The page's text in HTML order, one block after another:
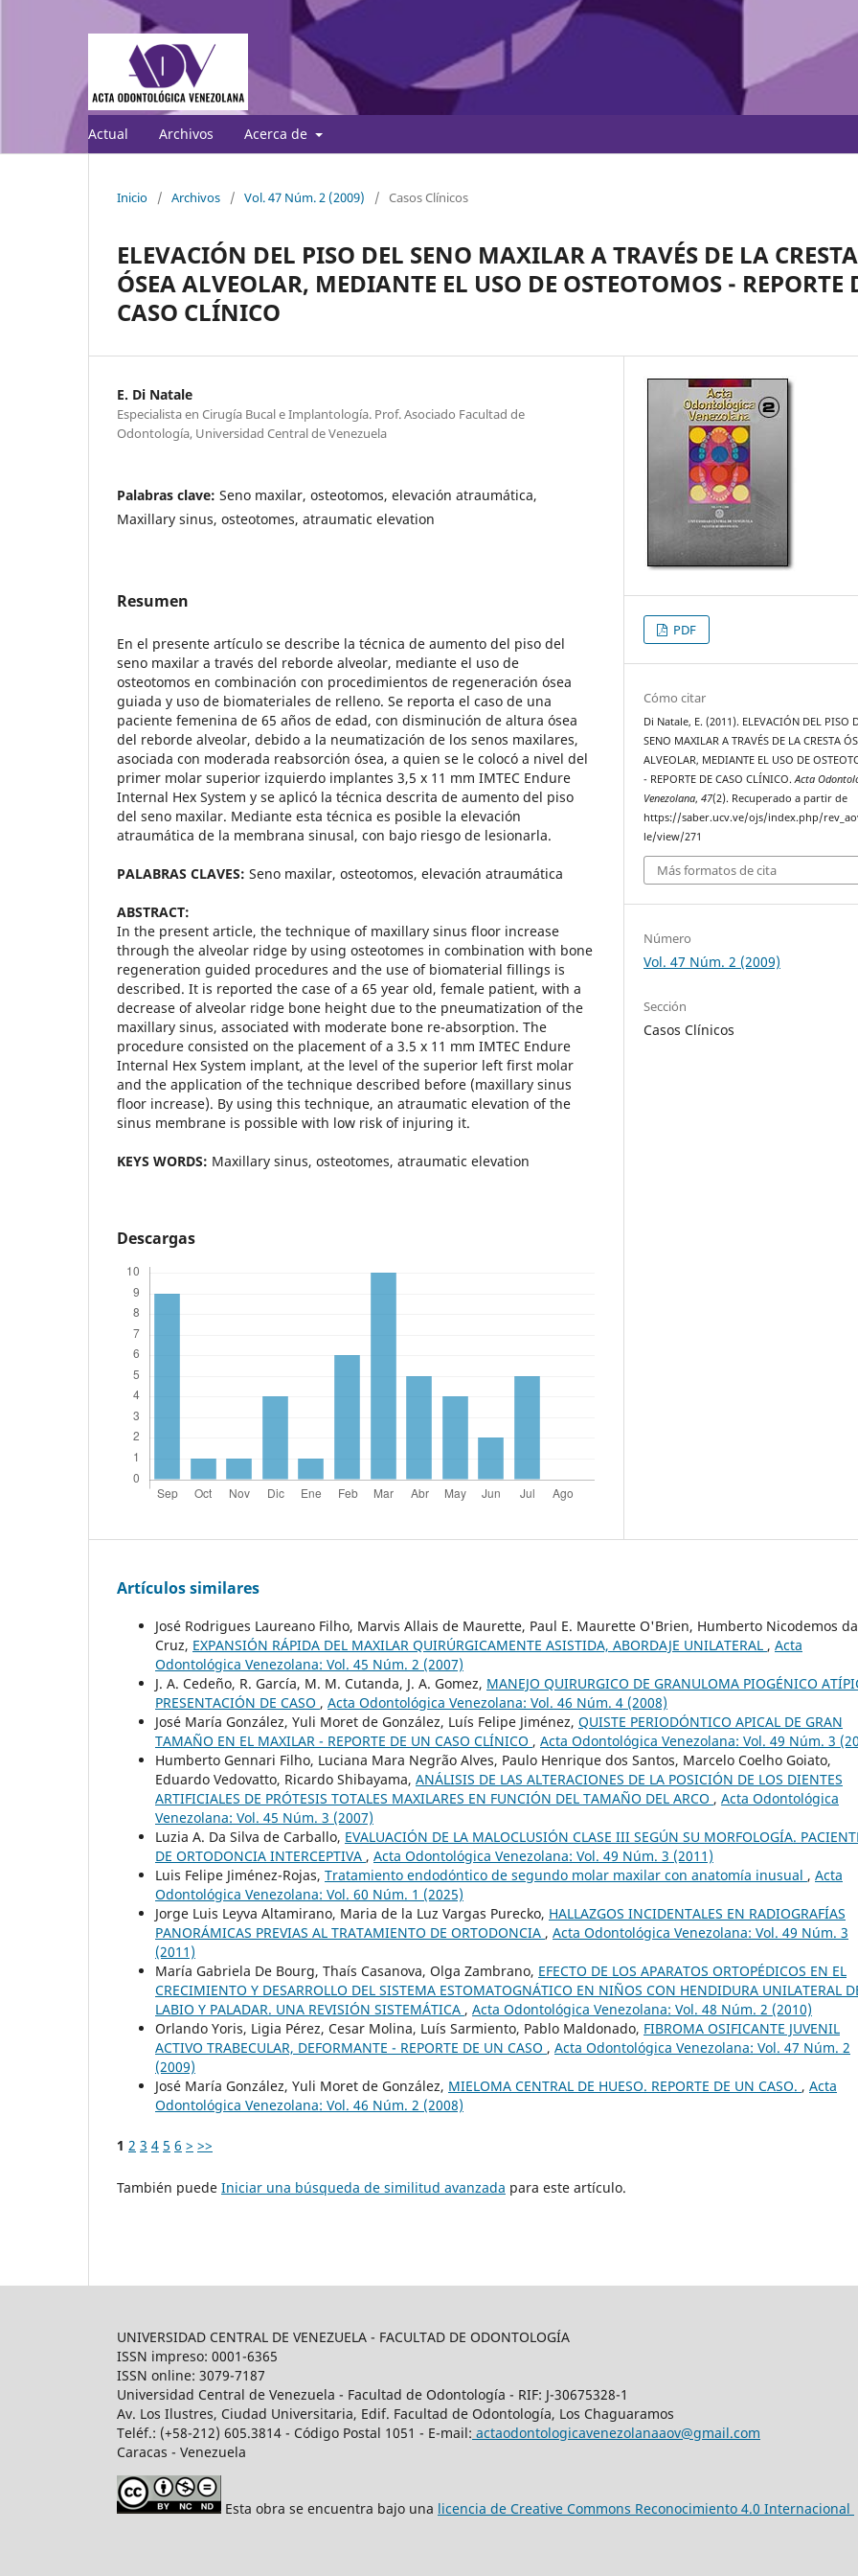
Actual Archivos Acerca de
Inicio / Archivos / Vol. 47 Núm. 2 (2009) / Casos Clínicos
ELEVACIÓN DEL PISO DEL SENO MAXILAR A TRAVÉS DE LA CRESTA
ÓSEA ALVEOLAR, MEDIANTE EL USO DE OSTEOTOMOS - REPORTE
CASO CLÍNICO
E. Di Natale
Especialista en Cirugía Bucal e Implantología. Prof. Asociado Facultad de
Odontología, Universidad Central de Venezuela
Palabras clave: Seno maxilar, osteotomos, elevación atraumática,
Maxillary sinus, osteotomes, atraumatic elevation
Resumen
En el presente artículo se describe la técnica de aumento del piso del
seno maxilar a través del reborde alveolar, mediante el uso de
osteotomos en combinación con procedimientos de regeneración ósea
guiada y uso de biomateriales de relleno. Se reporta el caso de una
paciente femenina de 65 años de edad, con disminución de altura ósea
del reborde alveolar, debido a la neumatización de los senos maxilares,
asociada con moderada reabsorción ósea, a quien se le colocó a nivel del
primer molar superior izquierdo implantes 3,5 x 11 mm IMTEC Endure
Internal Hex System y se aplicó la técnica descrita de aumento del piso
del seno maxilar. Mediante esta técnica es posible la elevación
atraumática de la membrana sinusal, con bajo riesgo de lesionarla.
PALABRAS CLAVES: Seno maxilar, osteotomos, elevación atraumática
ABSTRACT:
In the present article, the technique of maxillary sinus floor increase
through the alveolar ridge by using osteotomes in combination with bone
regeneration guided procedures and the use of biomaterial fillings is
described. It is reported the case of a 65 year old, female patient, with a
decrease of alveolar ridge bone height due to the pneumatization of the
maxillary sinus, associated with moderate bone re-absorption. The
procedure consisted on the placement of a 3.5 x 11 mm IMTEC Endure
Internal Hex System implant, at the level of the superior left first molar
and the application of the technique described before (maxillary sinus
floor increase). By using this technique, an atraumatic elevation of the
sinus membrane is possible with low risk of injuring it.
KEYS WORDS: Maxillary sinus, osteotomes, atraumatic elevation
Descargas
PDF
Cómo citar
Di Natale, E. (2011). ELEVACIÓN DEL PISO
SENO MAXILAR A TRAVÉS DE LA CRESTA
ALVEOLAR, MEDIANTE EL USO DE
- REPORTE DE CASO CLÍNICO.Acta
Venezolana,47(2). Recuperado a partir de
https://saber.ucv.ve/ojs/index.php/
le/view/271
Más formatos de cita
Número
Vol. 47 Núm. 2 (2009)
Sección
Casos Clínicos
Artículos similares
José Rodrigues Laureano Filho, Marvis Allais de Maurette, Paul E. Maurette O'Brien, Humberto Nicodemos da
Cruz, EXPANSIÓN RÁPIDA DEL MAXILAR QUIRÚRGICAMENTE ASISTIDA, ABORDAJE UNILATERAL , Acta
Odontológica Venezolana: Vol. 45 Núm. 2 (2007)
J. A. Cedeño, R. García, M. M. Cutanda, J. A. Gomez, MANEJO QUIRURGICO DE GRANULOMA PIOGÉNICO
PRESENTACIÓN DE CASO , Acta Odontológica Venezolana: Vol. 46 Núm. 4 (2008)
José María González, Yuli Moret de González, Luís Felipe Jiménez, QUISTE PERIODÓNTICO APICAL DE GRAN
TAMAÑO EN EL MAXILAR - REPORTE DE UN CASO CLÍNICO , Acta Odontológica Venezolana: Vol. 49 Núm. 3
Humberto Gennari Filho, Luciana Mara Negrão Alves, Paulo Henrique dos Santos, Marcelo Coelho Goiato,
Eduardo Vedovatto, Ricardo Shibayama, ANÁLISIS DE LAS ALTERACIONES DE LA POSICIÓN DE LOS DIENTES
ARTIFICIALES DE PRÓTESIS TOTALES MAXILARES EN FUNCIÓN DEL TAMAÑO DEL ARCO , Acta Odontológica
Venezolana: Vol. 45 Núm. 3 (2007)
Luzia A. Da Silva de Carballo, EVALUACIÓN DE LA MALOCLUSIÓN CLASE III SEGÚN SU MORFOLOGÍA.
DE ORTODONCIA INTERCEPTIVA , Acta Odontológica Venezolana: Vol. 49 Núm. 3 (2011)
Luis Felipe Jiménez-Rojas, Tratamiento endodóntico de segundo molar maxilar con anatomía inusual , Acta
Odontológica Venezolana: Vol. 60 Núm. 1 (2025)
Jorge Luis Leyva Altamirano, Maria de la Luz Vargas Purecko, HALLAZGOS INCIDENTALES EN RADIOGRAFÍAS
PANORÁMICAS PREVIAS AL TRATAMIENTO DE ORTODONCIA , Acta Odontológica Venezolana: Vol. 49 Núm. 3
(2011)
María Gabriela De Bourg, Thaís Casanova, Olga Zambrano, EFECTO DE LOS APARATOS ORTOPÉDICOS EN EL
CRECIMIENTO Y DESARROLLO DEL SISTEMA ESTOMATOGNÁTICO EN NIÑOS CON HENDIDURA UNILATERAL
LABIO Y PALADAR. UNA REVISIÓN SISTEMÁTICA , Acta Odontológica Venezolana: Vol. 48 Núm. 2 (2010)
Orlando Yoris, Ligia Pérez, Cesar Molina, Luís Sarmiento, Pablo Maldonado, FIBROMA OSIFICANTE JUVENIL
ACTIVO TRABECULAR, DEFORMANTE - REPORTE DE UN CASO , Acta Odontológica Venezolana: Vol. 47 Núm. 2
(2009)
José María González, Yuli Moret de González, MIELOMA CENTRAL DE HUESO. REPORTE DE UN CASO. , Acta
Odontológica Venezolana: Vol. 46 Núm. 2 (2008)
1 2 3 4 5 6 > >>
También puede Iniciar una búsqueda de similitud avanzada para este artículo.
UNIVERSIDAD CENTRAL DE VENEZUELA - FACULTAD DE ODONTOLOGÍA
ISSN impreso: 0001-6365
ISSN online: 3079-7187
Universidad Central de Venezuela - Facultad de Odontología - RIF: J-30675328-1
Av. Los Ilustres, Ciudad Universitaria, Edif. Facultad de Odontología, Los Chaguaramos
Teléf.: (+58-212) 605.3814 - Código Postal 1051 - E-mail: actaodontologicavenezolanaaov@gmail.com
Caracas - Venezuela
Esta obra se encuentra bajo una licencia de Creative Commons Reconocimiento 4.0 Internacional